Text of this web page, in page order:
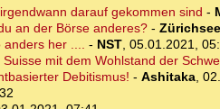
darauf gekommen sind -
an der Börse anderes?- Zürichsee
anders her .... - NST, 05.01.2021,
mit dem Wohlstand der
Debitismus! - Ashitaka,